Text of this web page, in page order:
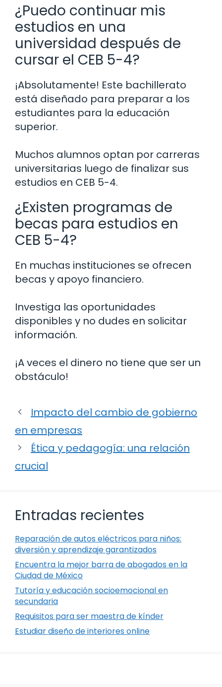
¿Puedo continuar mis
estudios en una
universidad después de
cursar el CEB 5-4?
¡Absolutamente! Este bachillerato
está diseñado para preparar a los
estudiantes para la educación
superior.
Muchos alumnos optan por carreras
universitarias luego de finalizar sus
estudios en CEB 5-4.
¿Existen programas de
becas para estudios en
CEB 5-4?
En muchas instituciones se ofrecen
becas y apoyo financiero.
Investiga las oportunidades
disponibles y no dudes en solicitar
información.
¡A veces el dinero no tiene que ser un
obstáculo!
Impacto del cambio de gobierno
en empresas
Ética y pedagogía: una relación
crucial
Entradas recientes
Reparación de autos eléctricos para niños:
diversión y aprendizaje garantizados
Encuentra la mejor barra de abogados en la
Ciudad de México
Tutoría y educación socioemocional en
secundaria
Requisitos para ser maestra de kínder
Estudiar diseño de interiores online